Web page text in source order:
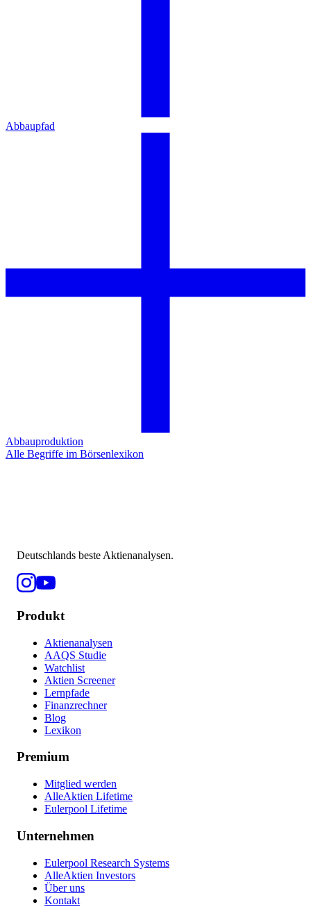
Abbaupfad
Abbauproduktion
Alle Begriffe im Börsenlexikon
Deutschlands beste Aktienanalysen.
Produkt
Aktienanalysen
AAQS Studie
Watchlist
Aktien Screener
Lernpfade
Finanzrechner
Blog
Lexikon
Premium
Mitglied werden
AlleAktien Lifetime
Eulerpool Lifetime
Unternehmen
Eulerpool Research Systems
AlleAktien Investors
Über uns
Kontakt